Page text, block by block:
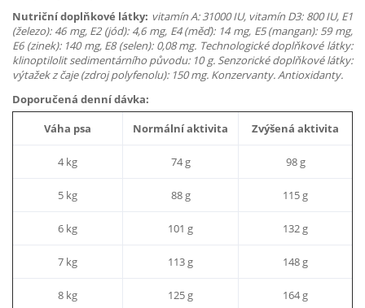
Nutriční doplňkové látky: vitamín A: 31000 IU, vitamín D3: 800 IU, E1
(železo): 46 mg, E2 (jód): 4,6 mg, E4 (měď): 14 mg, E5 (mangan): 59 mg,
E6 (zinek): 140 mg, E8 (selen): 0,08 mg. Technologické doplňkové látky:
klinoptilolit sedimentárního původu: 10 g. Senzorické doplňkové látky:
výtažek z čaje (zdroj polyfenolu): 150 mg. Konzervanty. Antioxidanty.
Doporučená denní dávka:
Váha psa
Normální aktivita Zvýšená aktivita
4 kg 74 g 98 g
5 kg 88 g 115 g
6 kg 101 g 132 g
7 kg 113 g 148 g
8 kg 125 g 164 g